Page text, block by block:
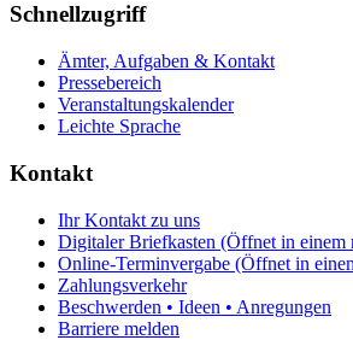
Schnellzugriff
Ämter, Aufgaben & Kontakt
Pressebereich
Veranstaltungskalender
Leichte Sprache
Kontakt
Ihr Kontakt zu uns
Digitaler Briefkasten (Öffnet in einem
Online-Terminvergabe (Öffnet in
Zahlungsverkehr
Beschwerden • Ideen • Anregungen
Barriere melden